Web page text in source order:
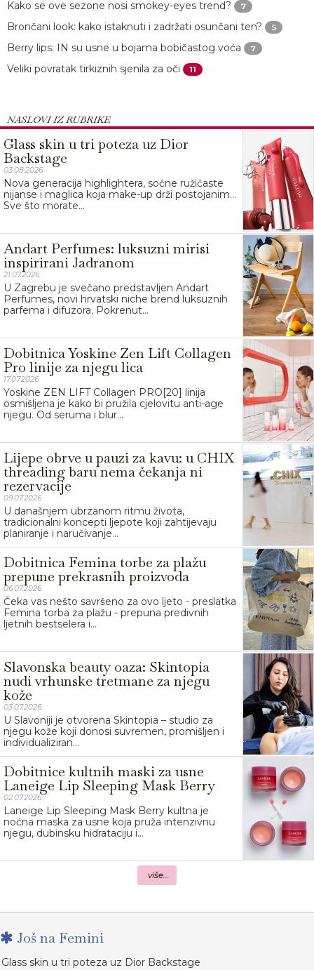
Kako se ove sezone nosi smokey-eyes trend? 7
Brončani look: kako istaknuti i zadržati osunčani ten? 5
Berry lips: IN su usne u bojama bobičastog voća 7
Veliki povratak tirkiznih sjenila za oči 11
NASLOVI IZ RUBRIKE
Glass skin u tri poteza uz Dior
Backstage
03.08.2026.
Nova generacija highlightera, sočne ružičaste
nijanse i maglica koja make-up drži postojanim…
Sve što morate...
Andart Perfumes: luksuzni mirisi
inspirirani Jadranom
21.07.2026.
U Zagrebu je svečano predstavljen Andart
Perfumes, novi hrvatski niche brend luksuznih
parfema i difuzora. Pokrenut...
Dobitnica Yoskine Zen Lift Collagen
Pro linije za njegu lica
17.07.2026.
Yoskine ZEN LIFT Collagen PRO[20] linija
osmišljena je kako bi pružila cjelovitu anti-age
njegu. Od seruma i blur...
Lijepe obrve u pauzi za kavu: u CHIX
threading baru nema čekanja ni
rezervacije
09.07.2026.
U današnjem ubrzanom ritmu života,
tradicionalni koncepti ljepote koji zahtijevaju
planiranje i naručivanje...
Dobitnica Femina torbe za plažu
prepune prekrasnih proizvoda
06.07.2026.
Čeka vas nešto savršeno za ovo ljeto - preslatka
Femina torba za plažu - prepuna predivnih
ljetnih bestselera i...
Slavonska beauty oaza: Skintopia
nudi vrhunske tretmane za njegu
kože
03.07.2026.
U Slavoniji je otvorena Skintopia – studio za
njegu kože koji donosi suvremen, promišljen i
individualiziran...
Dobitnice kultnih maski za usne
Laneige Lip Sleeping Mask Berry
02.07.2026.
Laneige Lip Sleeping Mask Berry kultna je
noćna maska za usne koja pruža intenzivnu
njegu, dubinsku hidrataciju i...
više...
Još na Femini
Glass skin u tri poteza uz Dior Backstage